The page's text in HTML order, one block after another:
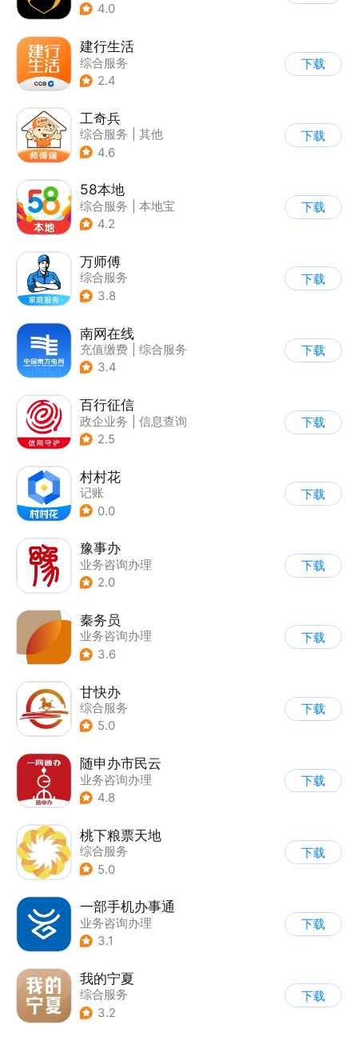
4.0
建行生活
综合服务
2.4
下载
工奇兵
综合服务
其他
4.6
下载
58本地
综合服务
本地宝
4.2
下载
万师傅
综合服务
3.8
下载
南网在线
充值缴费
综合服务
3.4
下载
百行征信
政企业务
信息查询
| 业务咨询办理
2.5
下载
村村花
记账
0.0
下载
豫事办
业务咨询办理
2.0
下载
秦务员
业务咨询办理
3.6
下载
甘快办
综合服务
5.0
下载
随申办市民云
业务咨询办理
4.8
下载
桃下粮票天地
综合服务
5.0
下载
一部手机办事通
业务咨询办理
3.1
下载
我的宁夏
综合服务
3.2
下载